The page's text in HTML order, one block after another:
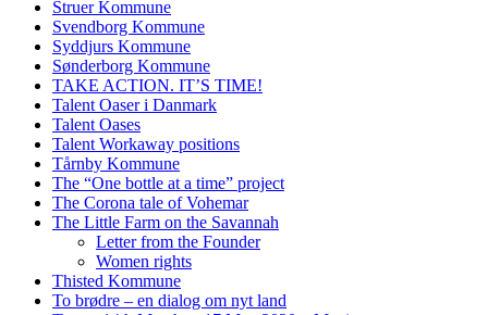
Struer Kommune
Svendborg Kommune
Syddjurs Kommune
Sønderborg Kommune
TAKE ACTION. IT’S TIME!
Talent Oaser i Danmark
Talent Oases
Talent Workaway positions
Tårnby Kommune
The “One bottle at a time” project
The Corona tale of Vohemar
The Little Farm on the Savannah
Letter from the Founder
Women rights
Thisted Kommune
To brødre – en dialog om nyt land